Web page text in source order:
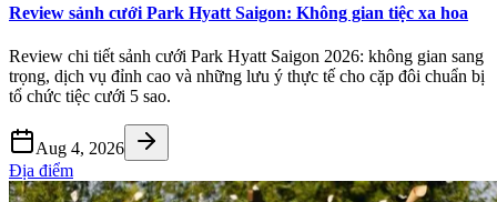
Review sảnh cưới Park Hyatt Saigon: Không gian tiệc xa hoa
Review chi tiết sảnh cưới Park Hyatt Saigon 2026: không gian sang
trọng, dịch vụ đỉnh cao và những lưu ý thực tế cho cặp đôi chuẩn bị
tổ chức tiệc cưới 5 sao.
Aug 4, 2026
Địa điểm